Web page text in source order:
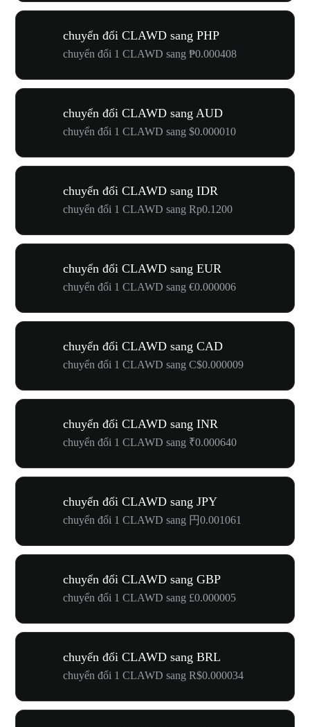
chuyển đổi CLAWD sang PHP
chuyển đổi 1 CLAWD sang ₱0.000408
chuyển đổi CLAWD sang AUD
chuyển đổi 1 CLAWD sang $0.000010
chuyển đổi CLAWD sang IDR
chuyển đổi 1 CLAWD sang Rp0.1200
chuyển đổi CLAWD sang EUR
chuyển đổi 1 CLAWD sang €0.000006
chuyển đổi CLAWD sang CAD
chuyển đổi 1 CLAWD sang C$0.000009
chuyển đổi CLAWD sang INR
chuyển đổi 1 CLAWD sang ₹0.000640
chuyển đổi CLAWD sang JPY
chuyển đổi 1 CLAWD sang 円0.001061
chuyển đổi CLAWD sang GBP
chuyển đổi 1 CLAWD sang £0.000005
chuyển đổi CLAWD sang BRL
chuyển đổi 1 CLAWD sang R$0.000034